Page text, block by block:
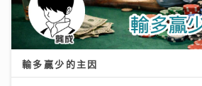
輸多贏少的主因